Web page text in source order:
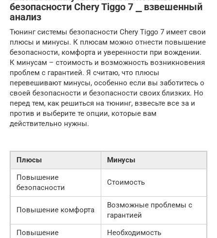
безопасности Chery Tiggo 7 ⎯ взвешенный
анализ
Тюнинг системы безопасности Chery Tiggo 7 имеет свои
плюсы и минусы. К плюсам можно отнести повышение
безопасности, комфорта и уверенности при вождении.
К минусам – стоимость и возможность возникновения
проблем с гарантией. Я считаю, что плюсы
перевешивают минусы, особенно если вы заботитесь о
своей безопасности и безопасности своих близких. Но
перед тем, как решиться на тюнинг, взвесьте все за и
против и выберите те опции, которые вам
действительно нужны.
Плюсы
Минусы
Повышение
безопасности
Стоимость
Повышение комфорта
Возможные проблемы с
гарантией
Повышение
Необходимость